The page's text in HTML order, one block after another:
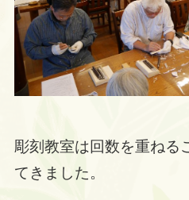
彫刻教室は回数を重ねる
てきました。